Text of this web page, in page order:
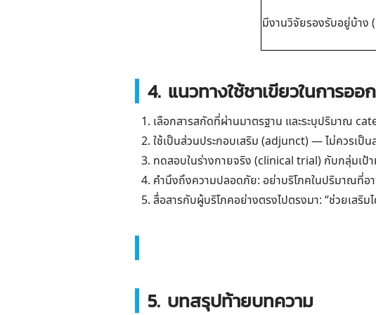
มีงานวิจัยรองรับอยู่บ้าง
4. แนวทางใช้ชาเขียวในการ
เลือกสารสกัดที่ผ่านมาตรฐาน และระบุปริมาณ
ใช้เป็นส่วนประกอบเสริม (adjunct) — ไม่ควรเป็
ทดสอบในร่างกายจริง (clinical trial) กับกลุ่มเป้
คำนึงถึงความปลอดภัย: อย่าบริโภคในปริมาณที่อ
สื่อสารกับผู้บริโภคอย่างตรงไปตรงมา: “ช่วยเสริม
5. บทสรุปท้ายบทความ